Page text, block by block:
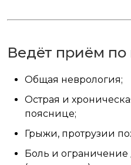
Ведёт приём по
Общая неврология;
Острая и
пояснице;
Грыжи, протрузии
Боль и ограничение